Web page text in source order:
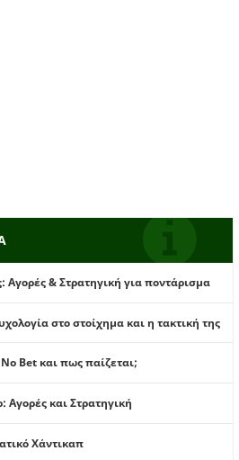
Αγορές & Στρατηγική για ποντάρισμα
στο στοίχημα και η τακτική της
Bet και πως παίζεται;
Αγορές και Στρατηγική
Χάντικαπ